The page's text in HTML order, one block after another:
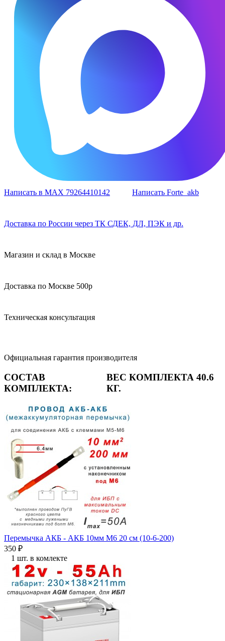
Написать в MAX 79264410142 Написать Forte_akb
Доставка по России через ТК СДЕК, ДЛ, ПЭК и др.
Магазин и склад в Москве
Доставка по Москве 500р
Техническая консультация
Официальная гарантия производителя
СОСТАВ
КОМПЛЕКТА:
ВЕС КОМПЛЕКТА 40.6
КГ.
Перемычка АКБ - АКБ 10мм М6 20 см (10-6-200)
350 ₽
1 шт. в комлекте